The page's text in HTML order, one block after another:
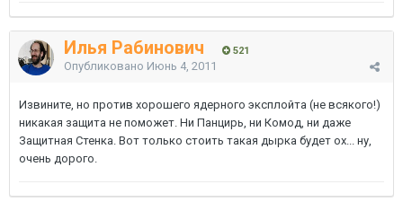
Илья Рабинович 521
Опубликовано Июнь 4, 2011
Извините, но против хорошего ядерного эксплойта (не всякого!)
никакая защита не поможет. Ни Панцирь, ни Комод, ни даже
Защитная Стенка. Вот только стоить такая дырка будет ох... ну,
очень дорого.